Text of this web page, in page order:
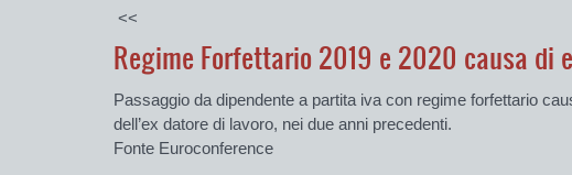
<<
Regime Forfettario 2019 e 2020 causa di
Passaggio da dipendente a partita iva con regime forfettario
dell’ex datore di lavoro, nei due anni precedenti.
Fonte Euroconference